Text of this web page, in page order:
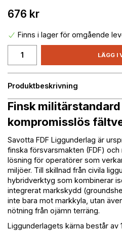
676 kr
Finns i lager för omgående
LÄGG I
Produktbeskrivning
Finsk
kompromisslös
Savotta FDF Liggunderlag är
finska försvarsmakten (FDF)
lösning för operatörer som
miljöer. Till skillnad från civila
hybridverktyg som kombinerar
integrerat markskydd
inte bara mot markkyla, utan
nötning från ojämn terräng.
Liggunderlagets kärna består av